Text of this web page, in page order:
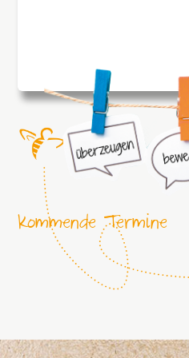
Kommende Termine